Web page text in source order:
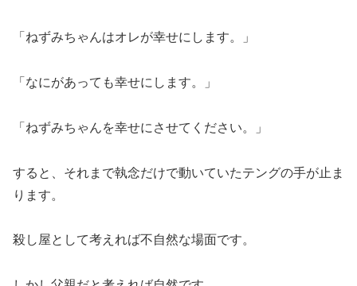
「ねずみちゃんはオレが幸せにします。」
「なにがあっても幸せにします。」
「ねずみちゃんを幸せにさせてください。」
すると、それまで執念だけで動いていたテングの手が止ま
ります。
殺し屋として考えれば不自然な場面です。